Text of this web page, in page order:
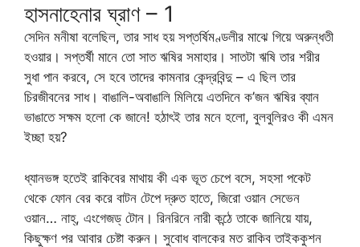
হাসনাহেনার ঘ্রাণ – 1
সেদিন মনীষা বলেছিল, তার সাধ হয় সপ্তর্ষিমণ্ডলীর মাঝে গিয়ে অরুন্ধতী
হওয়ার। সপ্তর্ষী মানে তো সাত ঋষির সমাহার। সাতটা ঋষি তার শরীর
সুধা পান করবে, সে হবে তাদের কামনার কেন্দ্রবিন্দু – এ ছিল তার
চিরজীবনের সাধ। বাঙালি-অবাঙালি মিলিয়ে এতদিনে ক’জন ঋষির ব্যান
ভাঙাতে সক্ষম হলো কে জানে! হঠাৎই তার মনে হলো, বুলবুলিরও কী এমন
ইচ্ছা হয়?
ধ্যানভঙ্গ হতেই রাকিবের মাথায় কী এক ভূত চেপে বসে, সহসা পকেট
থেকে ফোন বের করে বাটন টেপে দ্রুত হাতে, জিরো ওয়ান সেভেন
ওয়ান… নাহ্, এংগেজড্ টোন। রিনরিনে নারী কন্ঠে তাকে জানিয়ে যায়,
কিছুক্ষণ পর আবার চেষ্টা করুন। সুবোধ বালকের মত রাকিব তাইককুশন